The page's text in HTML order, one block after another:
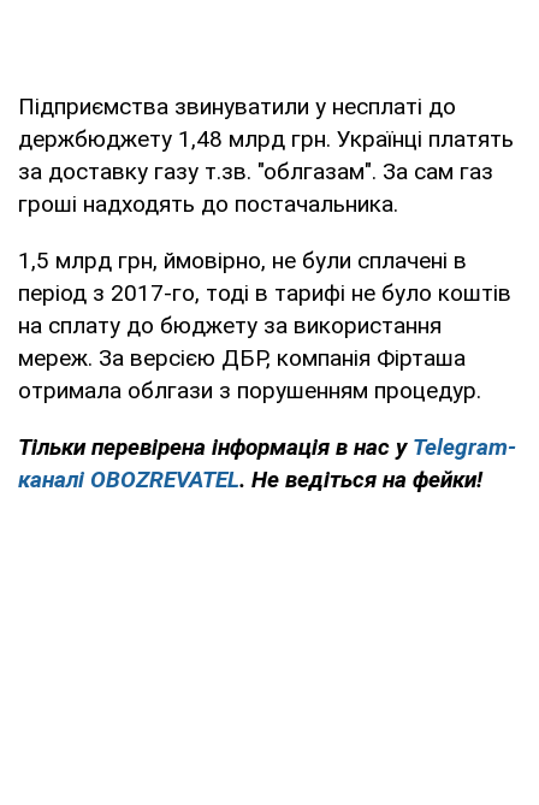
Підприємства звинуватили у несплаті до
держбюджету 1,48 млрд грн. Українці платять
за доставку газу т.зв. "облгазам". За сам газ
гроші надходять до постачальника.
1,5 млрд грн, ймовірно, не були сплачені в
період з 2017-го, тоді в тарифі не було коштів
на сплату до бюджету за використання
мереж. За версією ДБР, компанія Фірташа
отримала облгази з порушенням процедур.
Тільки перевірена інформація в нас у Telegram-
каналі OBOZREVATEL. Не ведіться на фейки!